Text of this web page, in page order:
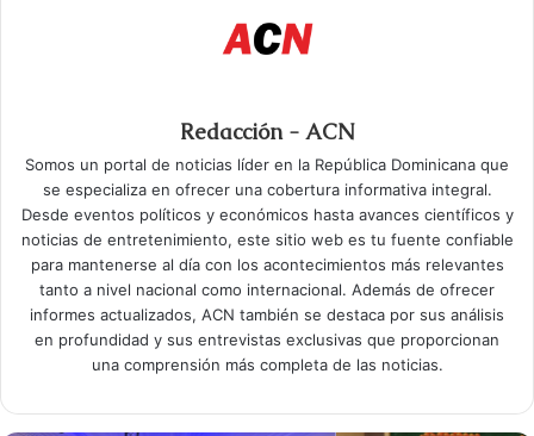
Redacción - ACN
Somos un portal de noticias líder en la República Dominicana que
se especializa en ofrecer una cobertura informativa integral.
Desde eventos políticos y económicos hasta avances científicos y
noticias de entretenimiento, este sitio web es tu fuente confiable
para mantenerse al día con los acontecimientos más relevantes
tanto a nivel nacional como internacional. Además de ofrecer
informes actualizados, ACN también se destaca por sus análisis
en profundidad y sus entrevistas exclusivas que proporcionan
una comprensión más completa de las noticias.